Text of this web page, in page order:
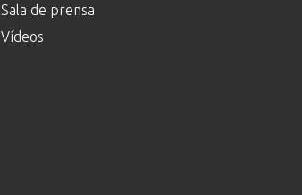
Sala de prensa
Vídeos